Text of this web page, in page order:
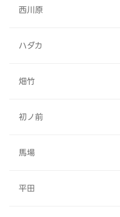
西川原
ハダカ
畑竹
初ノ前
馬場
平田